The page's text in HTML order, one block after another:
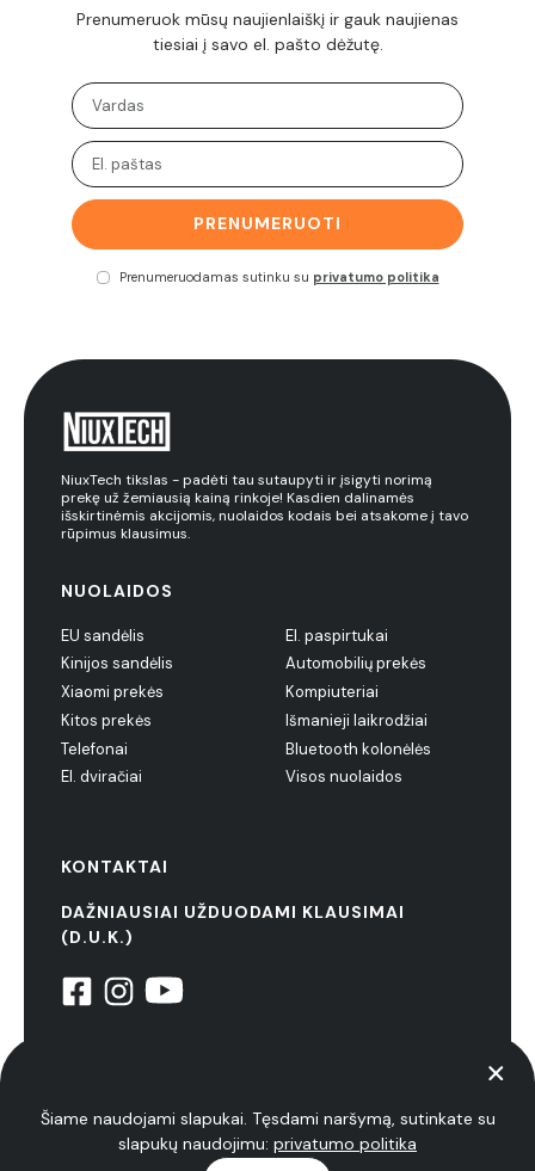
Prenumeruok mūsų naujienlaiškį ir gauk naujienas
tiesiai į savo el. pašto dėžutę.
PRENUMERUOTI
Prenumeruodamas sutinku su privatumo politika
NiuxTech tikslas - padėti tau sutaupyti ir įsigyti norimą
prekę už žemiausią kainą rinkoje! Kasdien dalinamės
išskirtinėmis akcijomis, nuolaidos kodais bei atsakome į tavo
rūpimus klausimus.
NUOLAIDOS
EU sandėlis
Kinijos sandėlis
Xiaomi prekės
Kitos prekės
Telefonai
El. dviračiai
El. paspirtukai
Automobilių prekės
Kompiuteriai
Išmanieji laikrodžiai
Bluetooth kolonėlės
Visos nuolaidos
KONTAKTAI
DAŽNIAUSIAI UŽDUODAMI KLAUSIMAI
(D.U.K.)
Šiame naudojami slapukai. Tęsdami naršymą, sutinkate su
slapukų naudojimu: privatumo politika